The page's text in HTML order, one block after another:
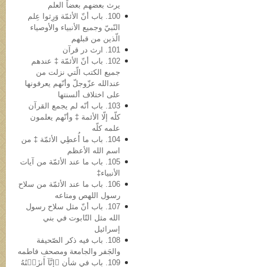
یرث بعضهم بعضاً العلم
100. باب أنّ الأئمّة وَرِثوا عِلم
النّبيّ وجمیع الأنبیاء والأوصیاء
الّذین من قبلهم
101. ارث در قرآن
102. باب أنّ الأئمّة ‡ عندهم
جمیع الکتب الّتي نزلت من
عندالله عزّوجلّ وأنّهم یعرفونها
علی اختلاف ألسنتها
103. باب أنّه لم یجمع القرآن
کلّه إلّا الأئمة ‡ وأنّهم یعلمون
علمه کلّه
104. باب ما أُعطِي الأئمّة ‡ من
اسم الله الأعظم
105. باب ما عند الأئمّة من آیات
الأنبیاء‡
106. باب ما عند الأئمّة من سلاح
رسول اللهص ومتاعه
107. باب أنّ مثل سلاح رسول
الله مثل التّابوت في بني
إسرائیل
108. باب فیه ذکر الصّحیفة
والجَفر والجامعة ومصحف فاطمه
109. باب في شأن ﴿إِنَّآ أَنزَلۡنَٰهُ